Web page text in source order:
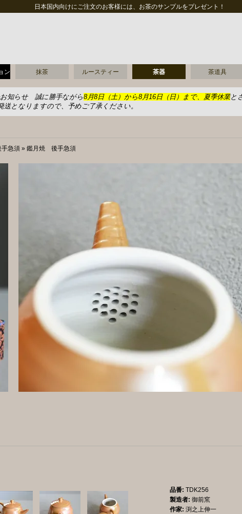
日本国内向けにご注文のお客様には、お茶のサンプルをプレゼント！
ン 抹茶 ルースティー 茶器 茶道具
お知らせ 誠に勝手ながら8月8日（土）から8月16日（日）まで、夏季休業と
送となりますので、予めご了承ください。
手急須 » 鑑月焼 後手急須
品番: TDK256
製造者: 御前窯
作家: 渕之上伸一